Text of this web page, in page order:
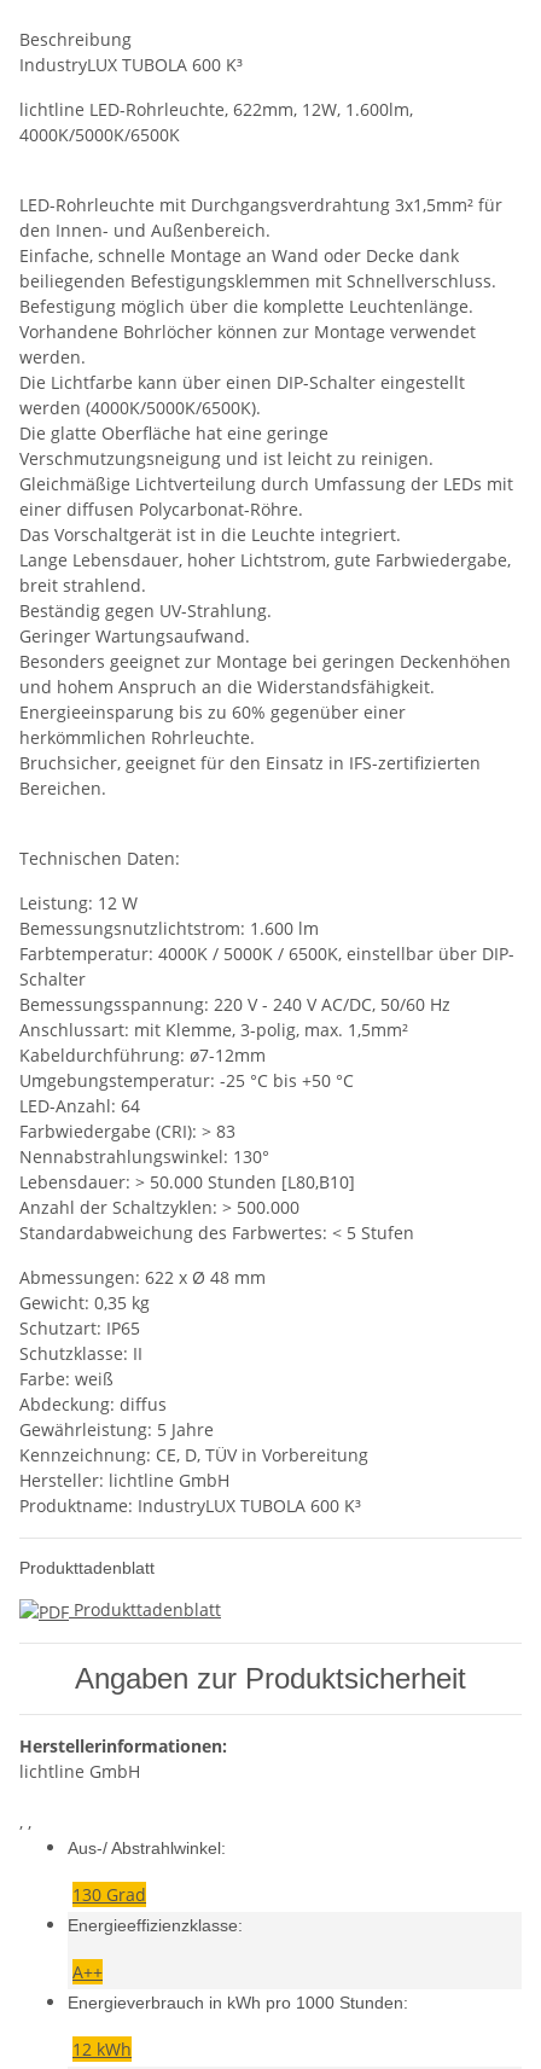
Beschreibung
IndustryLUX TUBOLA 600 K³
lichtline LED-Rohrleuchte, 622mm, 12W, 1.600lm,
4000K/5000K/6500K
LED-Rohrleuchte mit Durchgangsverdrahtung 3x1,5mm² für
den Innen- und Außenbereich.
Einfache, schnelle Montage an Wand oder Decke dank
beiliegenden Befestigungsklemmen mit Schnellverschluss.
Befestigung möglich über die komplette Leuchtenlänge.
Vorhandene Bohrlöcher können zur Montage verwendet
werden.
Die Lichtfarbe kann über einen DIP-Schalter eingestellt
werden (4000K/5000K/6500K).
Die glatte Oberfläche hat eine geringe
Verschmutzungsneigung und ist leicht zu reinigen.
Gleichmäßige Lichtverteilung durch Umfassung der LEDs mit
einer diffusen Polycarbonat-Röhre.
Das Vorschaltgerät ist in die Leuchte integriert.
Lange Lebensdauer, hoher Lichtstrom, gute Farbwiedergabe,
breit strahlend.
Beständig gegen UV-Strahlung.
Geringer Wartungsaufwand.
Besonders geeignet zur Montage bei geringen Deckenhöhen
und hohem Anspruch an die Widerstandsfähigkeit.
Energieeinsparung bis zu 60% gegenüber einer
herkömmlichen Rohrleuchte.
Bruchsicher, geeignet für den Einsatz in IFS-zertifizierten
Bereichen.
Technischen Daten:
Leistung: 12 W
Bemessungsnutzlichtstrom: 1.600 lm
Farbtemperatur: 4000K / 5000K / 6500K, einstellbar über DIP-
Schalter
Bemessungsspannung: 220 V - 240 V AC/DC, 50/60 Hz
Anschlussart: mit Klemme, 3-polig, max. 1,5mm²
Kabeldurchführung: ø7-12mm
Umgebungstemperatur: -25 °C bis +50 °C
LED-Anzahl: 64
Farbwiedergabe (CRI): > 83
Nennabstrahlungswinkel: 130°
Lebensdauer: > 50.000 Stunden [L80,B10]
Anzahl der Schaltzyklen: > 500.000
Standardabweichung des Farbwertes: < 5 Stufen
Abmessungen: 622 x Ø 48 mm
Gewicht: 0,35 kg
Schutzart: IP65
Schutzklasse: II
Farbe: weiß
Abdeckung: diffus
Gewährleistung: 5 Jahre
Kennzeichnung: CE, D, TÜV in Vorbereitung
Hersteller: lichtline GmbH
Produktname: IndustryLUX TUBOLA 600 K³
Produkttadenblatt
Produkttadenblatt
Angaben zur Produktsicherheit
Herstellerinformationen:
lichtline GmbH
, ,
Aus-/ Abstrahlwinkel:
130 Grad
Energieeffizienzklasse:
A++
Energieverbrauch in kWh pro 1000 Stunden:
12 kWh